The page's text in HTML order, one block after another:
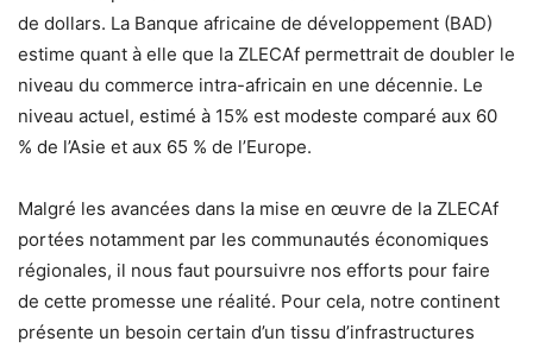
de dollars. La Banque africaine de développement (BAD)
estime quant à elle que la ZLECAf permettrait de doubler le
niveau du commerce intra-africain en une décennie. Le
niveau actuel, estimé à 15% est modeste comparé aux 60
% de l’Asie et aux 65 % de l’Europe.
Malgré les avancées dans la mise en œuvre de la ZLECAf
portées notamment par les communautés économiques
régionales, il nous faut poursuivre nos efforts pour faire
de cette promesse une réalité. Pour cela, notre continent
présente un besoin certain d’un tissu d’infrastructures